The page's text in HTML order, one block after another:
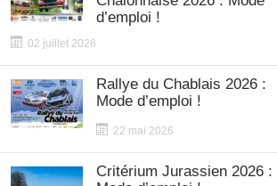
d’emploi !
02 juillet 2026
Rallye du Chablais 2026 :
Mode d’emploi !
22 mai 2026
Critérium Jurassien 2026 :